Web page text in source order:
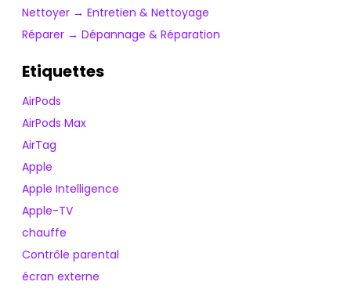
Nettoyer → Entretien & Nettoyage
Réparer → Dépannage & Réparation
Etiquettes
AirPods
AirPods Max
AirTag
Apple
Apple Intelligence
Apple-TV
chauffe
Contrôle parental
écran externe